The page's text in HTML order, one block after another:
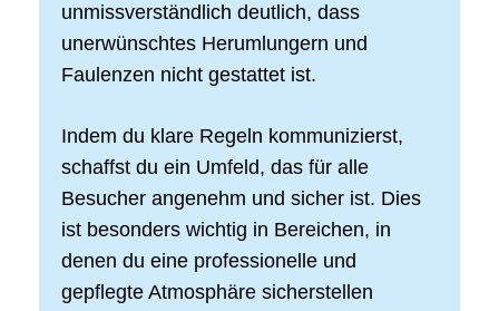
unmissverständlich deutlich, dass
unerwünschtes Herumlungern und
Faulenzen nicht gestattet ist.
Indem du klare Regeln kommunizierst,
schaffst du ein Umfeld, das für alle
Besucher angenehm und sicher ist. Dies
ist besonders wichtig in Bereichen, in
denen du eine professionelle und
gepflegte Atmosphäre sicherstellen